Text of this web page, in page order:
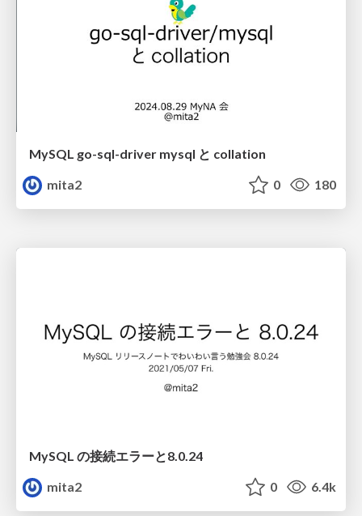
MySQL go-sql-driver mysql と collation
mita2
0 180
MySQL の接続エラーと8.0.24
mita2
0 6.4k